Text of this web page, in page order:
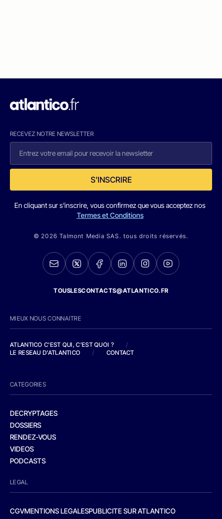
RECEVEZ NOTRE NEWSLETTER
S'INSCRIRE
En cliquant sur s'inscrire, vous confirmez que vous acceptez nos
Termes et Conditions
© 2026 Talmont Media SAS. tous droits réservés.
TOUSLESCONTACTS@ATLANTICO.FR
MIEUX NOUS CONNAITRE
ATLANTICO C'EST QUI, C'EST QUOI ?
/
LE RESEAU D'ATLANTICO
/ CONTACT
CATEGORIES
DECRYPTAGES
DOSSIERS
RENDEZ-VOUS
VIDEOS
PODCASTS
LEGAL
CGVMENTIONS LEGALESPUBLICITE SUR ATLANTICO